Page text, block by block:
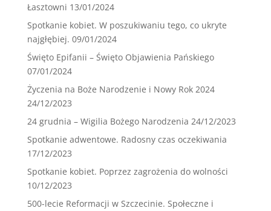
Łasztowni 13/01/2024
Spotkanie kobiet. W poszukiwaniu tego, co ukryte
najgłębiej. 09/01/2024
Święto Epifanii – Święto Objawienia Pańskiego
07/01/2024
Życzenia na Boże Narodzenie i Nowy Rok 2024
24/12/2023
24 grudnia – Wigilia Bożego Narodzenia 24/12/2023
Spotkanie adwentowe. Radosny czas oczekiwania
17/12/2023
Spotkanie kobiet. Poprzez zagrożenia do wolności
10/12/2023
500-lecie Reformacji w Szczecinie. Społeczne i